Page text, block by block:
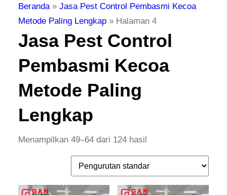
Beranda» Jasa Pest Control Pembasmi Kecoa
Metode Paling Lengkap » Halaman 4
Jasa Pest Control
Pembasmi Kecoa
Metode Paling
Lengkap
Menampilkan 49–64 dari 124 hasil